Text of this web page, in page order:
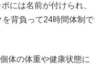
には名前が付けられ、
背負って24時間体制で
個体の体重や健康状態に